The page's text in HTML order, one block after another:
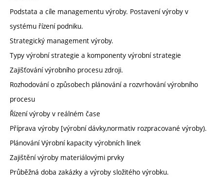
Podstata a cíle managementu výroby. Postavení výroby v
systému řízení podniku.
Strategický management výroby.
Typy výrobní strategie a komponenty výrobní strategie
Zajišťování výrobního procesu zdroji.
Rozhodování o způsobech plánování a rozvrhování výrobního
procesu
Řízení výroby v reálném čase
Příprava výroby [výrobní dávky,normativ rozpracované výroby).
Plánování Výrobní kapacity výrobních linek
Zajištění výroby materiálovými prvky
Průběžná doba zakázky a výroby složitého výrobku.